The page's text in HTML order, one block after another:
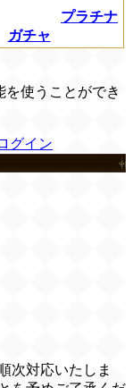
プラチナ
ガチャ
使うことができ
グイン
次対応いたしま